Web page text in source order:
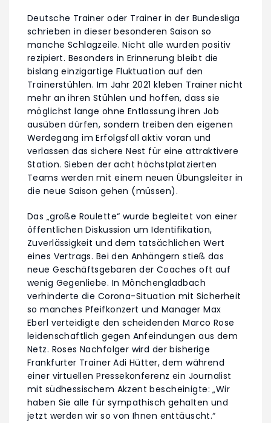
Deutsche Trainer oder Trainer in der Bundesliga
schrieben in dieser besonderen Saison so
manche Schlagzeile. Nicht alle wurden positiv
rezipiert. Besonders in Erinnerung bleibt die
bislang einzigartige Fluktuation auf den
Trainerstühlen. Im Jahr 2021 kleben Trainer nicht
mehr an ihren Stühlen und hoffen, dass sie
möglichst lange ohne Entlassung ihren Job
ausüben dürfen, sondern treiben den eigenen
Werdegang im Erfolgsfall aktiv voran und
verlassen das sichere Nest für eine attraktivere
Station. Sieben der acht höchstplatzierten
Teams werden mit einem neuen Übungsleiter in
die neue Saison gehen (müssen).
Das „große Roulette“ wurde begleitet von einer
öffentlichen Diskussion um Identifikation,
Zuverlässigkeit und dem tatsächlichen Wert
eines Vertrags. Bei den Anhängern stieß das
neue Geschäftsgebaren der Coaches oft auf
wenig Gegenliebe. In Mönchengladbach
verhinderte die Corona-Situation mit Sicherheit
so manches Pfeifkonzert und Manager Max
Eberl verteidigte den scheidenden Marco Rose
leidenschaftlich gegen Anfeindungen aus dem
Netz. Roses Nachfolger wird der bisherige
Frankfurter Trainer Adi Hütter, dem während
einer virtuellen Pressekonferenz ein Journalist
mit südhessischem Akzent bescheinigte: „Wir
haben Sie alle für sympathisch gehalten und
jetzt werden wir so von Ihnen enttäuscht.“